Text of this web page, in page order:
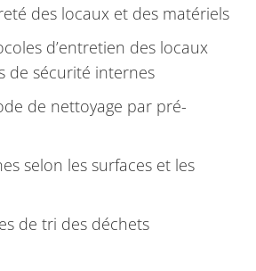
des locaux et des matériels
d’entretien des locaux
de sécurité internes
de nettoyage par pré-
selon les surfaces et les
de tri des déchets